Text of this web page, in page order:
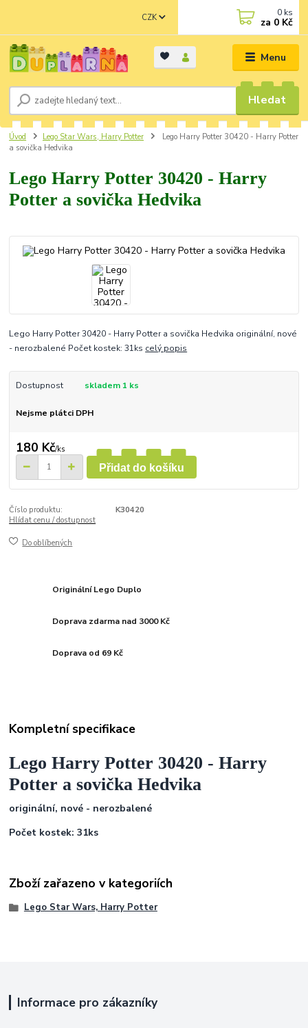
Menu
CZK
Hledat
0 ks
za 0 Kč
Úvod Lego Star Wars, Harry Potter
Lego Harry Potter 30420 - Harry Potter
a sovička Hedvika
Lego Harry Potter 30420 - Harry
Potter a sovička Hedvika
Lego Harry Potter 30420 - Harry Potter a sovička Hedvika originální, nové
- nerozbalené Počet kostek: 31ks celý popis
Dostupnost skladem 1 ks
Nejsme plátci DPH
180 Kč/ks
Přidat do košíku
Číslo produktu:
K30420
Hlídat cenu / dostupnost
Do oblíbených
Originální Lego Duplo
Doprava zdarma nad 3000 Kč
Doprava od 69 Kč
Kompletní specifikace
Lego Harry Potter 30420 - Harry
Potter a sovička Hedvika
originální, nové - nerozbalené
Počet kostek: 31ks
Zboží zařazeno v kategoriích
Lego Star Wars, Harry Potter
Informace pro zákazníky